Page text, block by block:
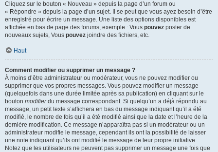
Cliquez sur le bouton « Nouveau » depuis la page d’un forum ou
« Répondre » depuis la page d’un sujet. Il se peut que vous ayez besoin d’être
enregistré pour écrire un message. Une liste des options disponibles est
affichée en bas de page des forums, exemple : Vous pouvez poster de
nouveaux sujets, Vous pouvez joindre des fichiers, etc.
Haut
Comment modifier ou supprimer un message ?
À moins d’être administrateur ou modérateur, vous ne pouvez modifier ou
supprimer que vos propres messages. Vous pouvez modifier un message
(quelquefois dans une durée limitée après sa publication) en cliquant sur le
bouton modifierdu message correspondant. Si quelqu’un a déjà répondu au
message, un petit texte s’affichera en bas du message indiquant qu’il a été
modifié, le nombre de fois qu’il a été modifié ainsi que la date et l’heure de la
dernière modification. Ce message n’apparaîtra pas si un modérateur ou un
administrateur modifie le message, cependant ils ont la possibilité de laisser
une note indiquant qu’ils ont modifié le message de leur propre initiative.
Notez que les utilisateurs ne peuvent pas supprimer un message une fois que